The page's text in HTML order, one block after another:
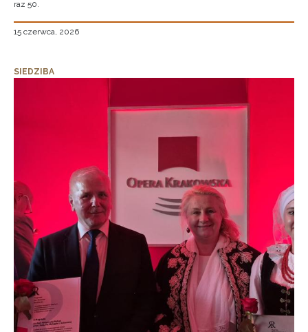
raz 50.
15 czerwca, 2026
SIEDZIBA